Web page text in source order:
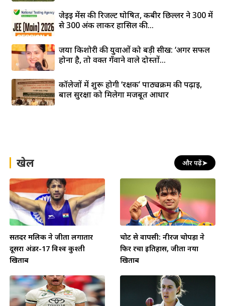
जेईई मेंस की रिजल्ट घोषित, कबीर छिल्लर ने 300 में
से 300 अंक लाकर हासिल की...
जया किशोरी की युवाओं को बड़ी सीख: ‘अगर सफल
होना है, तो वक्त गँवाने वाले दोस्तों...
कॉलेजों में शुरू होगी ‘रक्षक’ पाठ्यक्रम की पढ़ाई,
बाल सुरक्षा को मिलेगा मजबूत आधार
खेल और पढ़ें➤
सतिंदर मलिक ने जीता लगातार
दूसरा अंडर-17 विश्व कुश्ती
खिताब
चोट से वापसी: नीरज चोपड़ा ने
फिर रचा इतिहास, जीता नया
खिताब